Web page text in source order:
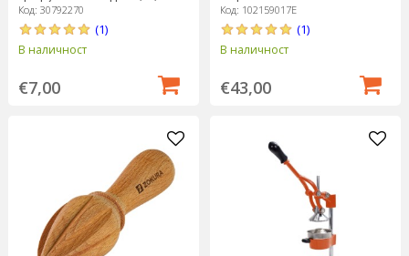
Westmark
Код: 30792270
(1)
В наличност
€7,00
Код: 102159017E
(1)
В наличност
€43,00